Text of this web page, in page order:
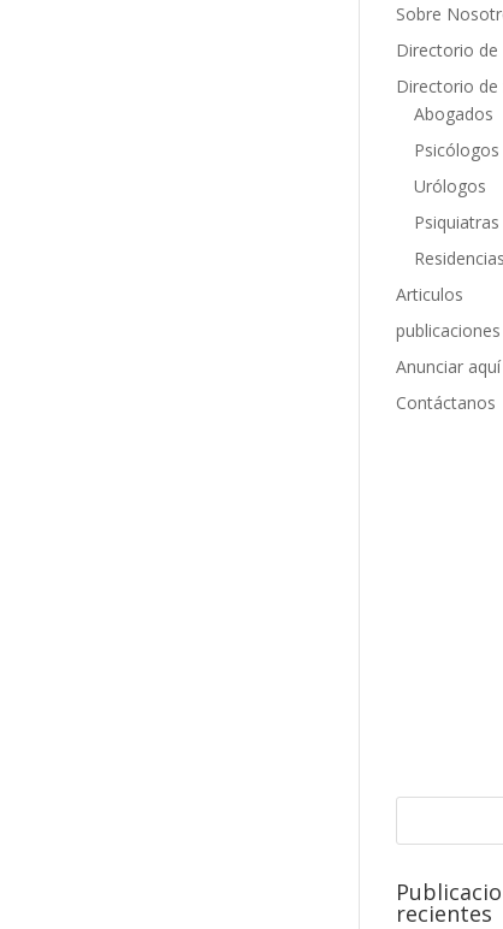
Sobre
Directorio de
Directorio de
Abogados
Psicólogos
Urólogos
Psiquiatras
Articulos
Anunciar aquí
Contáctanos
recientes